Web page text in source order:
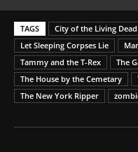
TAGS City of the Living Dead
Let Sleeping Corpses Lie
Tammy and the T-Rex
The
The House by the Cemetary
The New York Ripper